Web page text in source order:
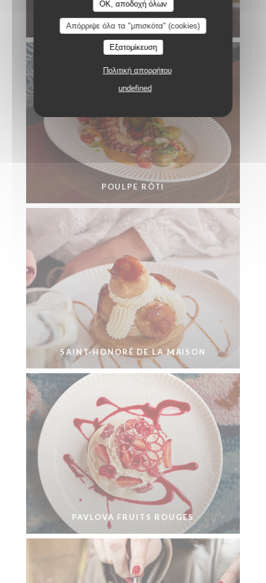
OK, αποδοχή όλων
Απόρριψε όλα τα "μπισκότα" (cookies)
Εξατομίκευση
Πολιτική απορρήτου
undefined
BAR SAUVAGE RÔTI EN CROÛTE DE SEL
POULPE RÔTI
SAINT-HONORÉ DE LA MAISON
PAVLOVA FRUITS ROUGES